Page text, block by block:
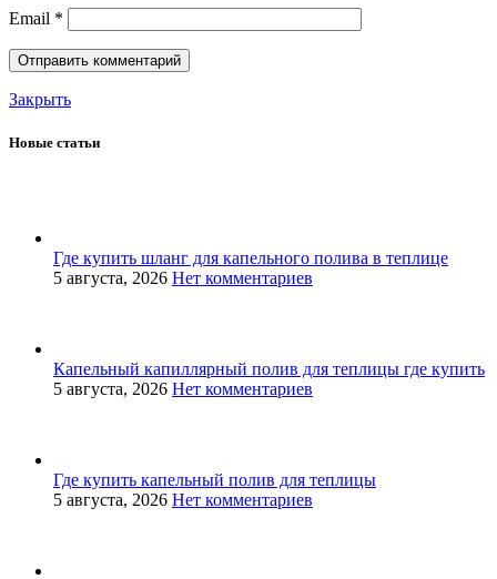
Email *
Закрыть
Новые статьи
Где купить шланг для капельного полива в теплице
5 августа, 2026 Нет комментариев
Капельный капиллярный полив для теплицы где купить
5 августа, 2026 Нет комментариев
Где купить капельный полив для теплицы
5 августа, 2026 Нет комментариев